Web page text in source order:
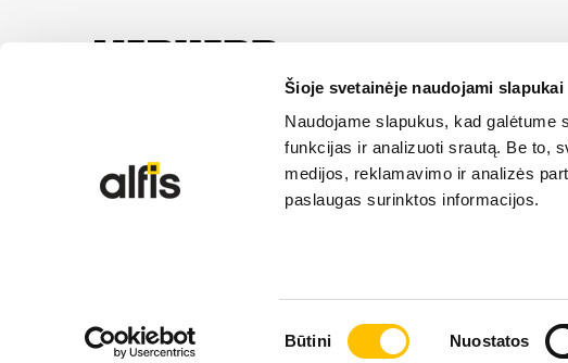
Šioje svetainėje naudojami slapukai
Naudojame slapukus, kad galėtume
funkcijas ir analizuoti srautą. Be to,
medijos, reklamavimo ir analizės
paslaugas surinktos informacijos.
pasirinkimas
Būtini Nuostatos
servisa un risinājumu izplatīšanu
SĪKDATŅU IZMANTOŠANA